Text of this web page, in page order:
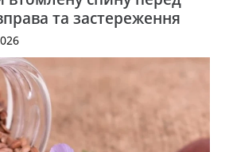
та застереження